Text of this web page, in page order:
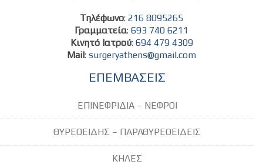
Τηλέφωνο: 216 8095265
Γραμματεία: 693 740 6211
Κινητό Ιατρού: 694 479 4309
Mail: surgeryathens@gmail.com
ΕΠΕΜΒΑΣΕΙΣ
ΕΠΙΝΕΦΡΙΔΙΑ – ΝΕΦΡΟΙ
ΘΥΡΕΟΕΙΔΗΣ – ΠΑΡΑΘΥΡΕΟΕΙΔΕΙΣ
ΚΗΛΕΣ